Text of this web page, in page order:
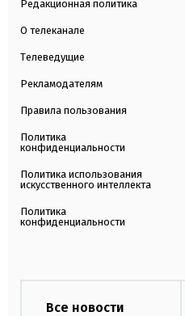
Редакционная политика
О телеканале
Телеведущие
Рекламодателям
Правила пользования
Политика
конфиденциальности
Политика использования
искусственного интеллекта
Политика
конфиденциальности
Все новости